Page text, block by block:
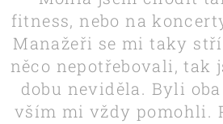
fitness, nebo na
Manažeři se mi taky
něco nepotřebovali, tak
dobu neviděla. Byli
vším mi vždy pomohli.